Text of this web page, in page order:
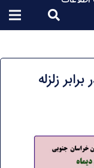
زلزله